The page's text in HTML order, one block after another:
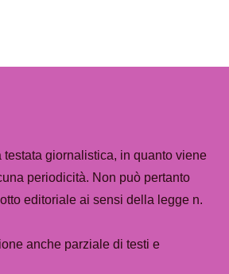
testata giornalistica, in quanto viene
periodicità. Non può pertanto
editoriale ai sensi della legge n.
anche parziale di testi e